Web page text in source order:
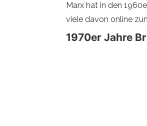
Marx hat in den
viele davon online
1970er Jahre